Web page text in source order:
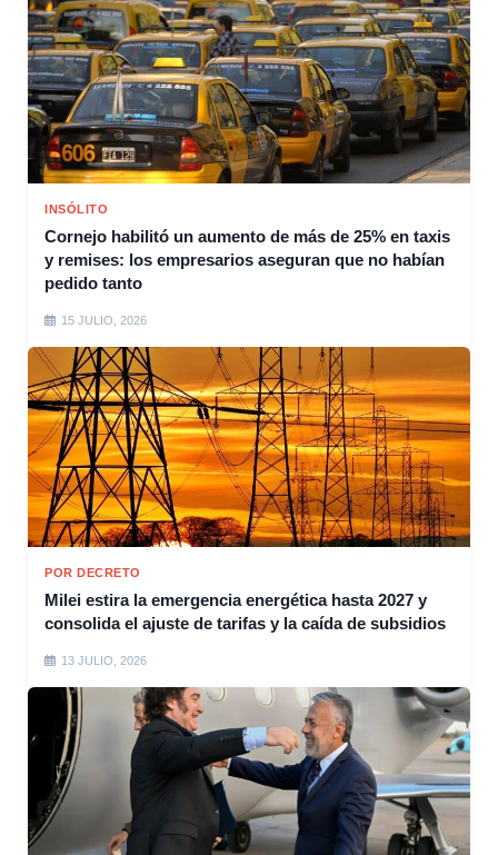
INSÓLITO
Cornejo habilitó un aumento de más de 25% en taxis
y remises: los empresarios aseguran que no habían
pedido tanto
15 JULIO, 2026
POR DECRETO
Milei estira la emergencia energética hasta 2027 y
consolida el ajuste de tarifas y la caída de subsidios
13 JULIO, 2026